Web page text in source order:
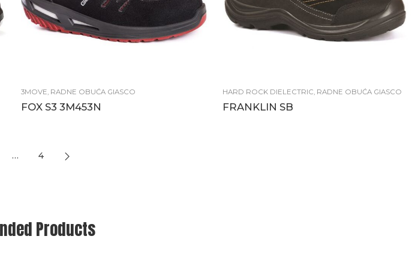
3MOVE, RADNE OBUĆA GIASCO
FOX S3 3M453N
HARD ROCK DIELECTRIC, RADNE OBUĆA GIASCO
FRANKLIN SB
… 4
Products